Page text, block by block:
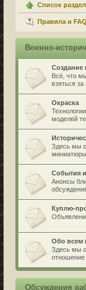
Список
Правила и FAQ
Военно-
Создание
Всё, что
взяться за
Окраска
моделей
Здесь мы
События
Анонсы
Куплю-
Обо всем
Здесь мы
отношение
Обсуждения